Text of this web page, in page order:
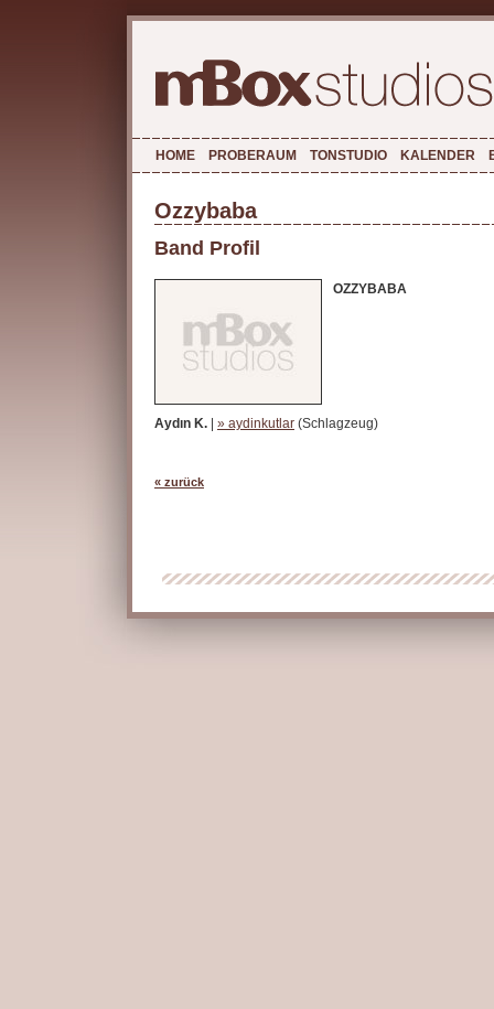
HOME PROBERAUM TONSTUDIO KALENDER
Ozzybaba
Band Profil
OZZYBABA
Aydın K. » aydinkutlar (Schlagzeug)
« zurück